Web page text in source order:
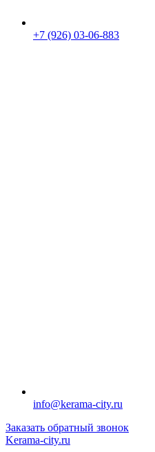
+7 (926) 03-06-883
info@kerama-city.ru
Заказать обратный звонок
Kerama-city.ru